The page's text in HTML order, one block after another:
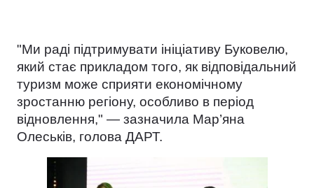
"Ми раді підтримувати ініціативу Буковелю,
який стає прикладом того, як відповідальний
туризм може сприяти економічному
зростанню регіону, особливо в період
відновлення," — зазначила Мар’яна
Олеськів, голова ДАРТ.